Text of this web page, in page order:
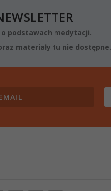
podstawach medytacji.
materiały tu nie dostępne.